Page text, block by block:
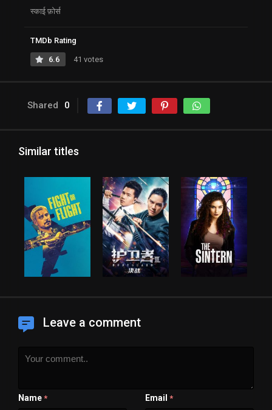
स्काई फ़ोर्स
TMDb Rating
6.6 41 votes
Shared 0
Similar titles
Leave a comment
Name * Email *